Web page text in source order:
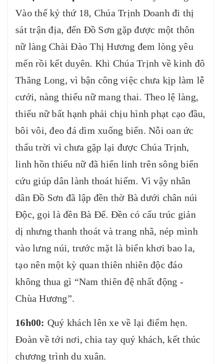
Vào thế kỷ thứ 18, Chúa Trịnh Doanh đi thị
sát trận địa, đến Đồ Sơn gặp được một thôn
nữ làng Chài Đào Thị Hương đem lòng yêu
mến rồi kết duyên. Khi Chúa Trịnh về kinh đô
Thăng Long, vì bận công việc chưa kịp làm lễ
cưới, nàng thiếu nữ mang thai. Theo lệ làng,
thiếu nữ bất hạnh phải chịu hình phạt cạo đầu,
bôi vôi, đeo đá dìm xuống biển. Nỗi oan ức
thấu trời vì chưa gặp lại được Chúa Trịnh,
linh hồn thiếu nữ đã hiển linh trên sông biển
cứu giúp dân lành thoát hiểm. Vì vậy nhân
dân Đồ Sơn đã lập đền thờ Bà dưới chân núi
Độc, gọi là đền Bà Đế. Ðền có cấu trúc giản
dị nhưng thanh thoát và trang nhã, nép mình
vào lưng núi, trước mặt là biển khơi bao la,
tạo nên một kỳ quan thiên nhiên độc đáo
không thua gì “Nam thiên đệ nhất động -
Chùa Hương”.
16h00: Quý khách lên xe về lại điểm hẹn.
Đoàn về tới nơi, chia tay quý khách, kết thúc
chương trình du xuân.